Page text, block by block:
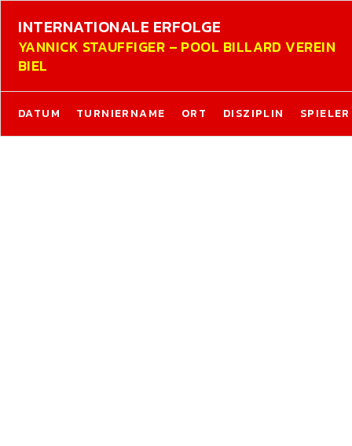
INTERNATIONALE ERFOLGE
YANNICK STAUFFIGER – POOL BILLARD VEREIN
BIEL
DATUM TURNIERNAME ORT DISZIPLIN SPIELER